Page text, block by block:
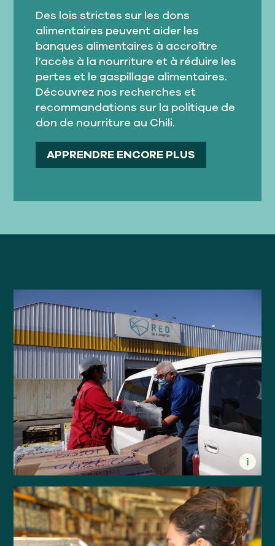
Des lois strictes sur les dons
alimentaires peuvent aider les
banques alimentaires à accroître
l’accès à la nourriture et à réduire les
pertes et le gaspillage alimentaires.
Découvrez nos recherches et
recommandations sur la politique de
don de nourriture au Chili.
APPRENDRE ENCORE PLUS